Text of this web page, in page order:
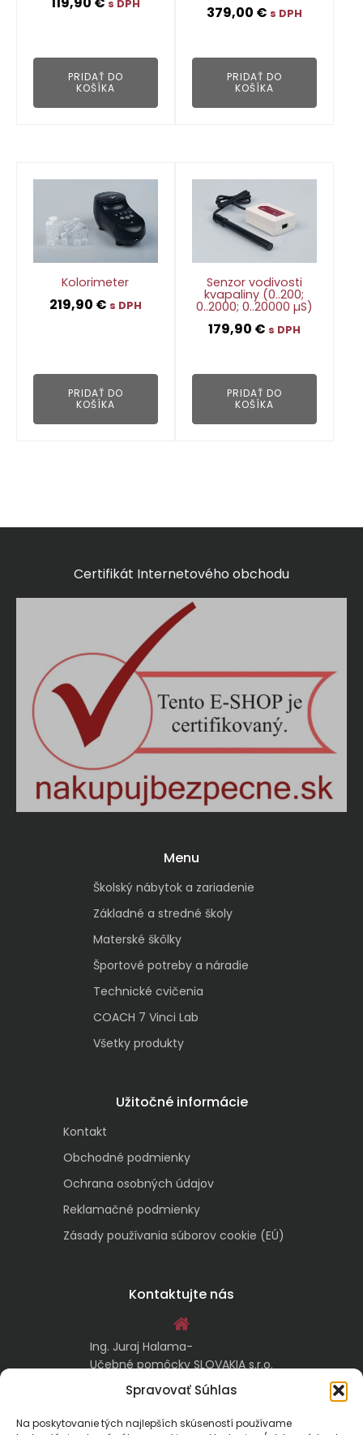
Spravovať Súhlas
Na poskytovanie tých najlepších skúseností používame
s DPH
PRIDAŤ DO
KOŠÍKA
379,00 € s DPH
PRIDAŤ DO
KOŠÍKA
Kolorimeter
219,90 € s DPH
PRIDAŤ DO
KOŠÍKA
Senzor vodivosti
kvapaliny (0..200;
0..2000; 0..20000 µS)
179,90 € s DPH
PRIDAŤ DO
KOŠÍKA
Certifikát Internetového obchodu
Menu
Školský nábytok a zariadenie
Základné a stredné školy
Materské škôlky
Športové potreby a náradie
Technické cvičenia
COACH 7 Vinci Lab
Všetky produkty
Užitočné informácie
Kontakt
Obchodné podmienky
Ochrana osobných údajov
Reklamačné podmienky
Zásady používania súborov cookie (EÚ)
Kontaktujte nás
Ing. Juraj Halama-
Učebné pomôcky SLOVAKIA s.r.o.
Malachovská 17/A
974 05 Banská Bystrica